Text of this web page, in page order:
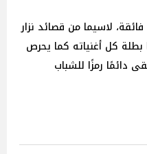
لاسيما من قصائد نزار
بطلة كل أغنياته كما يحرص
دائمًا رمزًا للشباب